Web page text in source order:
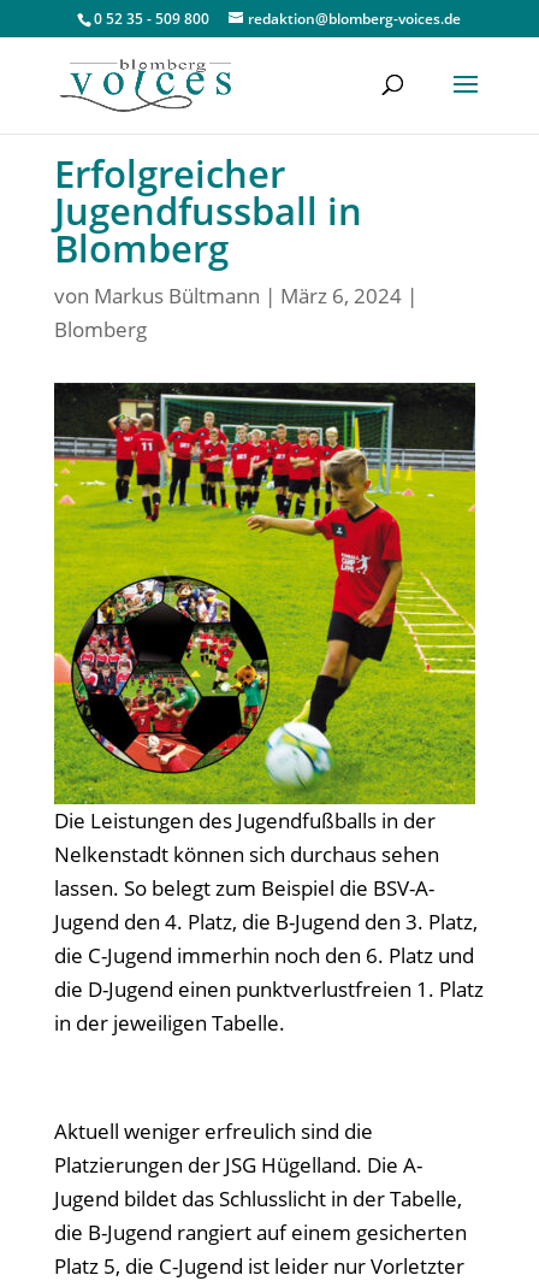
0 52 35 - 509 800 redaktion@blomberg-voices.de
Erfolgreicher
Jugendfussball in
Blomberg
von Markus Bültmann | März 6, 2024|
Blomberg
Die Leistungen des Jugendfußballs in der
Nelkenstadt können sich durchaus sehen
lassen. So belegt zum Beispiel die BSV-A-
Jugend den 4. Platz, die B-Jugend den 3. Platz,
die C-Jugend immerhin noch den 6. Platz und
die D-Jugend einen punktverlustfreien 1. Platz
in der jeweiligen Tabelle.
Aktuell weniger erfreulich sind die
Platzierungen der JSG Hügelland. Die A-
Jugend bildet das Schlusslicht in der Tabelle,
die B-Jugend rangiert auf einem gesicherten
Platz 5, die C-Jugend ist leider nur Vorletzter